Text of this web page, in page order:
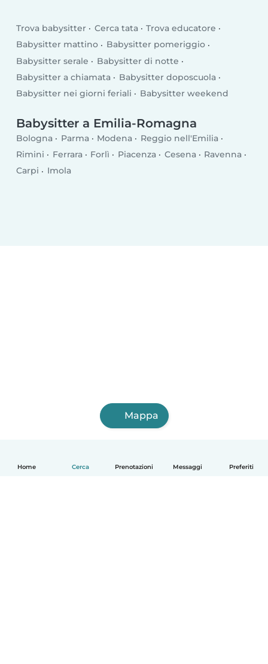
Home Cerca Prenotazioni Messaggi Preferiti
Trova babysitter Cerca tata
Trova educatore
Babysitter mattino
Babysitter pomeriggio
Babysitter serale
Babysitter di notte
Babysitter a chiamata
Babysitter doposcuola
Babysitter nei giorni feriali
Babysitter weekend
Babysitter a Emilia-Romagna
Bologna Parma Modena
Reggio nell'Emilia
Rimini
Ferrara Forlì Piacenza Cesena
Ravenna
Carpi
Imola
Mappa